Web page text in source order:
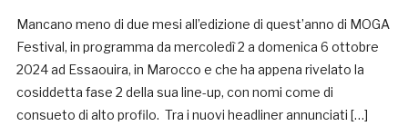
Mancano meno di due mesi all’edizione di quest’anno di MOGA
Festival, in programma da mercoledì 2 a domenica 6 ottobre
2024 ad Essaouira, in Marocco e che ha appena rivelato la
cosiddetta fase 2 della sua line-up, con nomi come di
consueto di alto profilo. Tra i nuovi headliner annunciati […]